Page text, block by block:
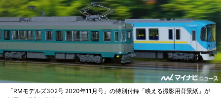
「RMモデルズ302号 2020年11月号」の特別付録「映える撮影用背景紙」が